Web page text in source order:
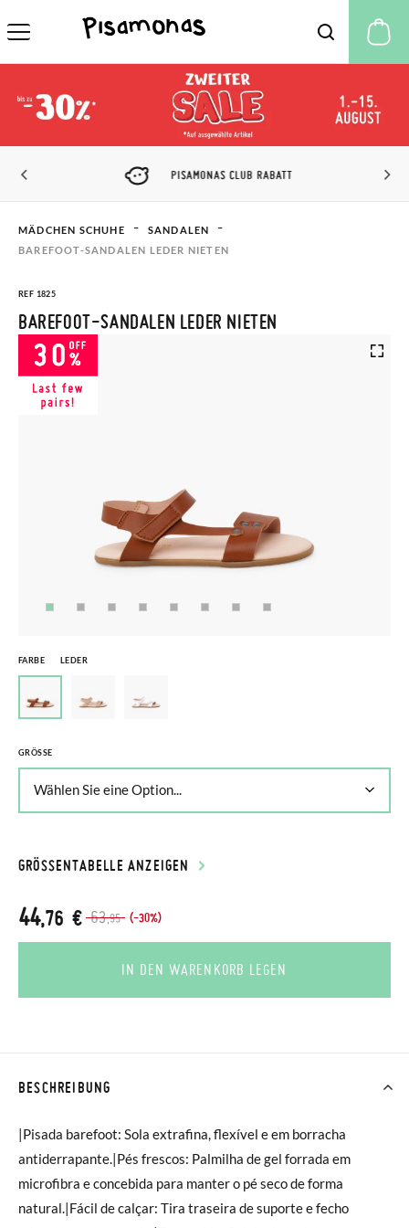
PISAMONAS CLUB RABATT
MÄDCHEN SCHUHE
SANDALEN
BAREFOOT-SANDALEN LEDER NIETEN
REF 1825
BAREFOOT-SANDALEN LEDER NIETEN
FARBE LEDER
GRÖSSE
GRÖSSENTABELLE ANZEIGEN
63,95 (-30%)
44,76 €
IN DEN WARENKORB LEGEN
BESCHREIBUNG
|Pisada barefoot: Sola extrafina, flexível e em borracha
antiderrapante.|Pés frescos: Palmilha de gel forrada em
microfibra e concebida para manter o pé seco de forma
natural.|Fácil de calçar: Tira traseira de suporte e fecho